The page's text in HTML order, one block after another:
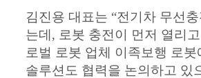
김진용 대표는 “전기차 무선
는데, 로봇 충전이 먼저 열리
로벌 로봇 업체 이족보행 로봇
솔루션도 협력을 논의하고 있